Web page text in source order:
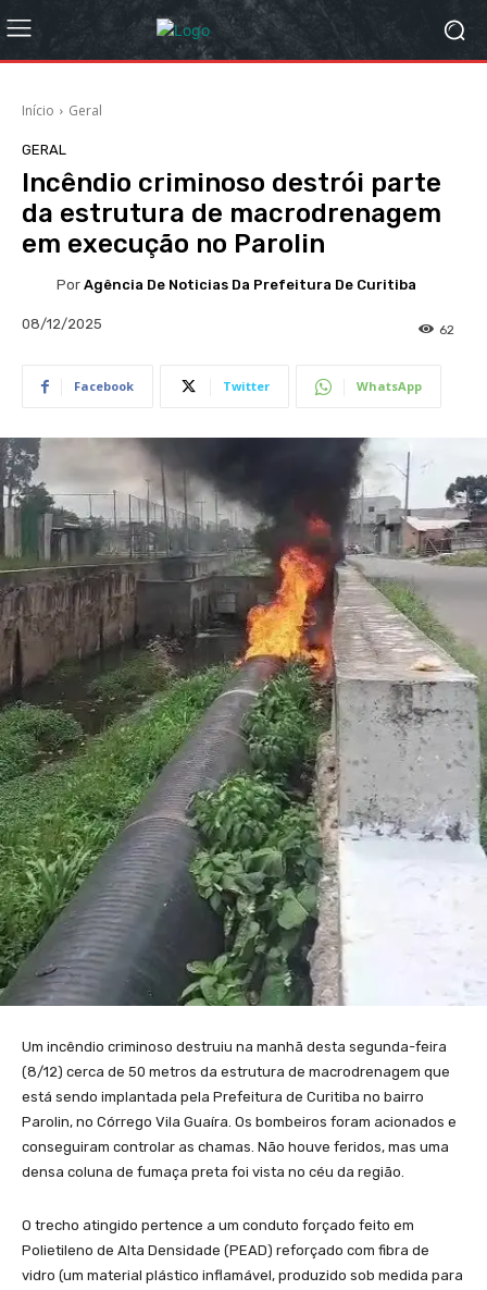
Início Geral
GERAL
Incêndio criminoso destrói parte
da estrutura de macrodrenagem
em execução no Parolin
Por Agência De Noticias Da Prefeitura De Curitiba
08/12/2025 62
Facebook Twitter WhatsApp
Um incêndio criminoso destruiu na manhã desta segunda-feira
(8/12) cerca de 50 metros da estrutura de macrodrenagem que
está sendo implantada pela Prefeitura de Curitiba no bairro
Parolin, no Córrego Vila Guaíra. Os bombeiros foram acionados e
conseguiram controlar as chamas. Não houve feridos, mas uma
densa coluna de fumaça preta foi vista no céu da região.
O trecho atingido pertence a um conduto forçado feito em
Polietileno de Alta Densidade (PEAD) reforçado com fibra de
vidro (um material plástico inflamável, produzido sob medida para